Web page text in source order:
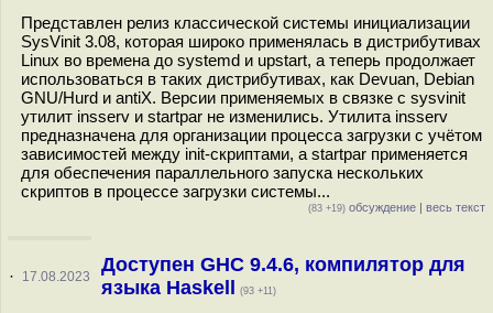
Представлен релиз классической системы инициализации
SysVinit 3.08, которая широко применялась в дистрибутивах
Linux во времена до systemd и upstart, а теперь продолжает
использоваться в таких дистрибутивах, как Devuan, Debian
GNU/Hurd и antiX. Версии применяемых в связке с sysvinit
утилит insserv и startpar не изменились. Утилита insserv
предназначена для организации процесса загрузки с учётом
зависимостей между init-скриптами, а startpar применяется
для обеспечения параллельного запуска нескольких
скриптов в процессе загрузки системы...
(83 +19) обсуждение | весь текст
· 17.08.2023
Доступен GHC 9.4.6, компилятор для
языка Haskell
(93 +11)